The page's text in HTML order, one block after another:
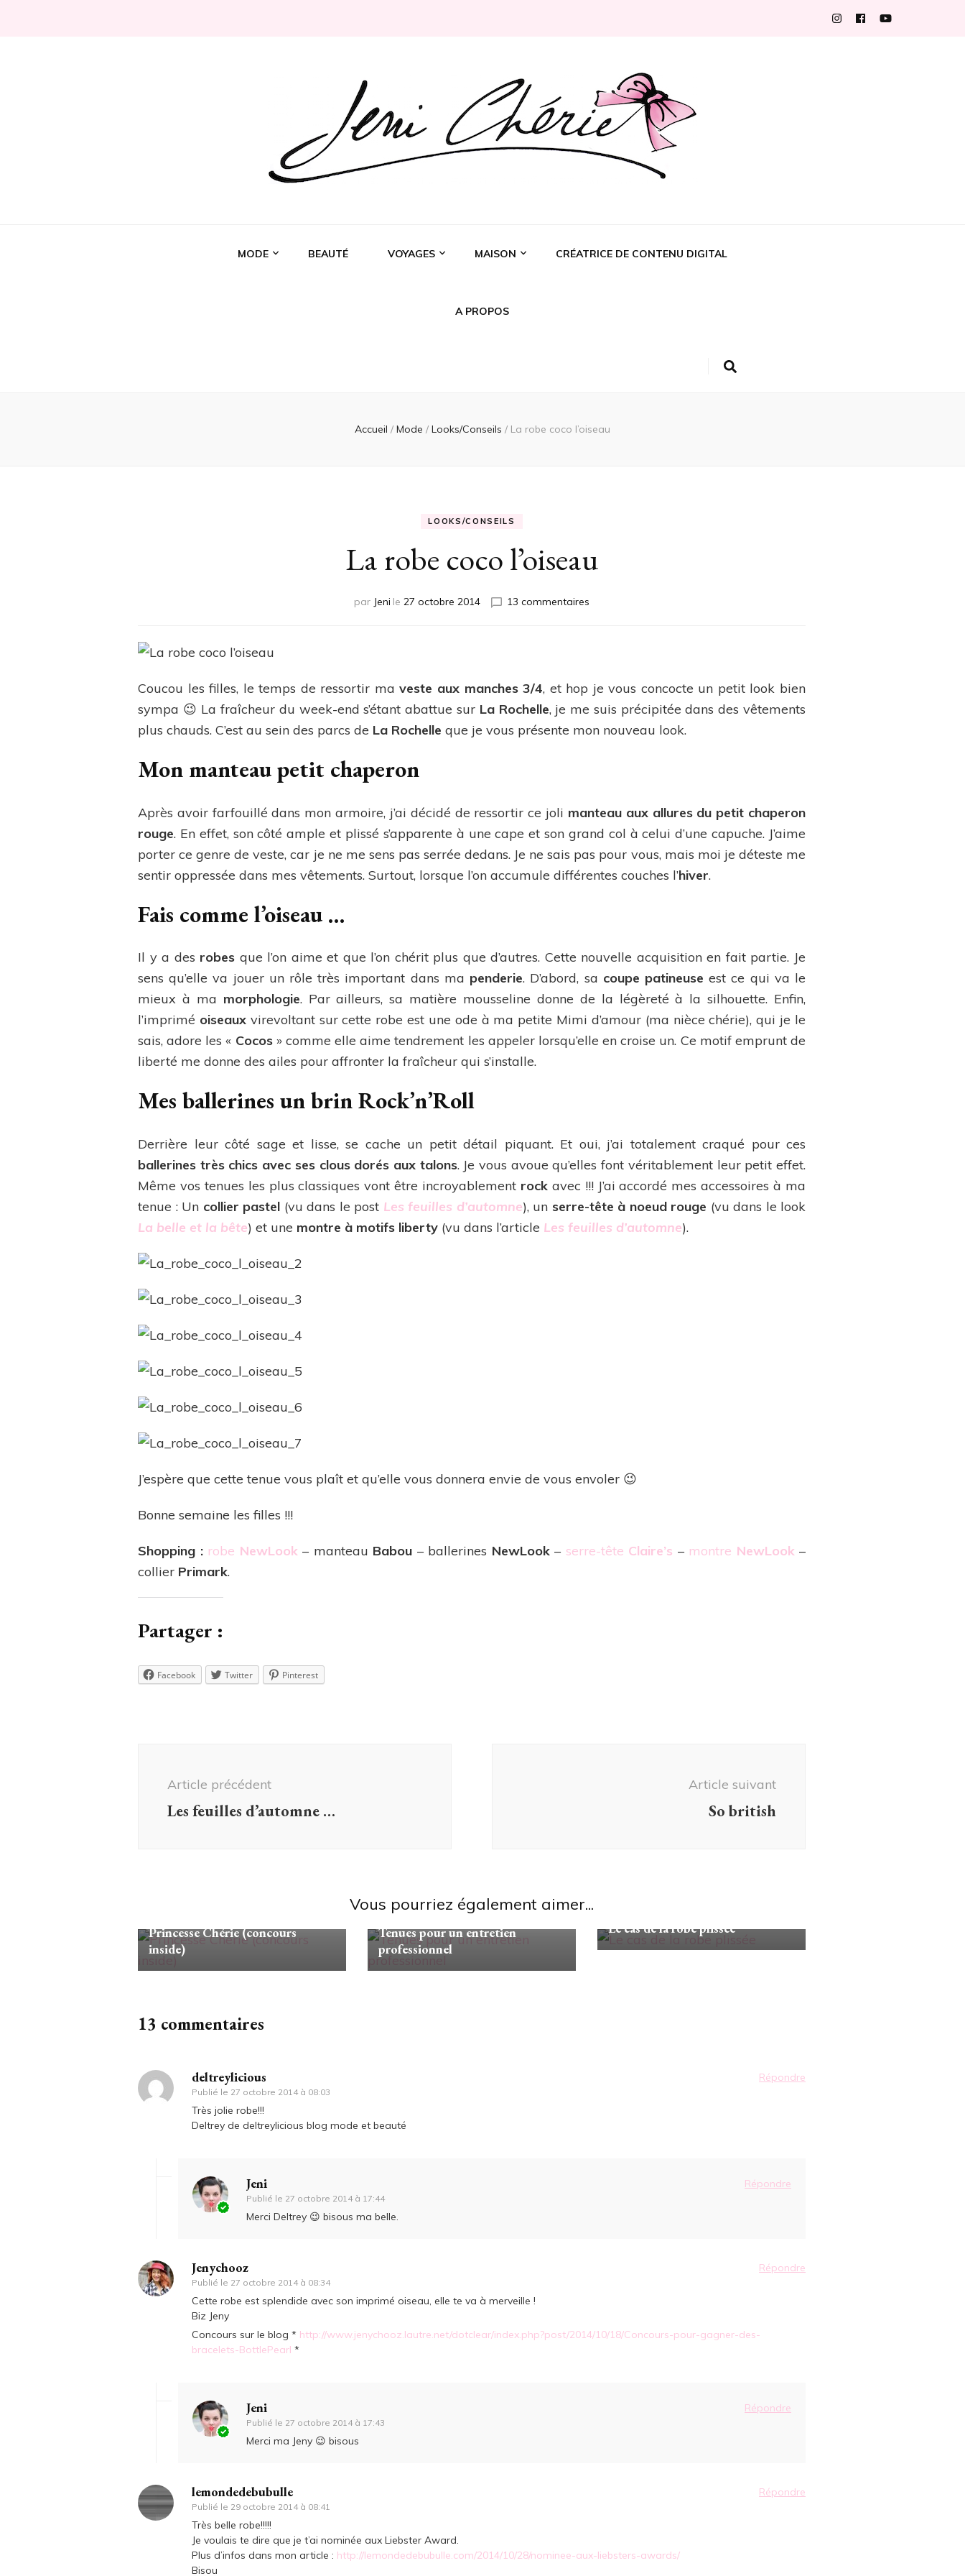
MODE BEAUTÉ VOYAGES MAISON CRÉATRICE DE CONTENU DIGITAL
A PROPOS
Accueil / Mode / Looks/Conseils / La robe coco l’oiseau
LOOKS/CONSEILS
La robe coco l’oiseau
par Jeni le 27 octobre 2014 13 commentaires
Coucou les filles, le temps de ressortir maveste aux manches 3/4, et hop je vous concocte un petit look bien
sympa 😉 La fraîcheur du week-end s’étant abattue sur La Rochelle, je me suis précipitée dans des vêtements
plus chauds. C’est au sein des parcs de La Rochelle que je vous présente mon nouveau look.
Mon manteau petit chaperon
Après avoir farfouillé dans mon armoire, j’ai décidé de ressortir ce joli manteau aux allures du petit chaperon
rouge. En effet, son côté ample et plissé s’apparente à une cape et son grand col à celui d’une capuche. J’aime
porter ce genre de veste, car je ne me sens pas serrée dedans. Je ne sais pas pour vous, mais moi je déteste me
sentir oppressée dans mes vêtements. Surtout, lorsque l’on accumule différentes couches l’hiver.
Fais comme l’oiseau …
Il y a des robes que l’on aime et que l’on chérit plus que d’autres. Cette nouvelle acquisition en fait partie. Je
sens qu’elle va jouer un rôle très important dans ma penderie. D’abord, sa coupe patineuse est ce qui va le
mieux à ma morphologie. Par ailleurs, sa matière mousseline donne de la légèreté à la silhouette. Enfin,
l’imprimé oiseauxvirevoltant sur cette robe est une ode à ma petite Mimi d’amour (ma nièce chérie), qui je le
sais, adore les « Cocos » comme elle aime tendrement les appeler lorsqu’elle en croise un. Ce motif emprunt de
liberté me donne des ailes pour affronter la fraîcheur qui s’installe.
Mes ballerines un brin Rock’n’Roll
Derrière leur côté sage et lisse, se cache un petit détail piquant. Et oui, j’ai totalement craqué pour ces
ballerines très chics avec ses clous dorés aux talons. Je vous avoue qu’elles font véritablement leur petit effet.
Même vos tenues les plus classiques vont être incroyablement rockavec !!! J’ai accordé mes accessoires à ma
tenue : Un collier pastel (vu dans le post Les feuilles d’automne), un serre-tête à noeud rouge (vu dans le look
La belle et la bête) et une montre à motifs liberty (vu dans l’article Les feuilles d’automne).
J’espère que cette tenue vous plaît et qu’elle vous donnera envie de vous envoler 😉
Bonne semaine les filles !!!
Shopping : robe NewLook– manteau Babou – ballerines NewLook– serre-tête Claire’s – montre NewLook–
collier Primark.
Partager :
Facebook Twitter Pinterest
d'article
Article précédent
Les feuilles d’automne …
Article suivant
So british
Vous pourriez également aimer...
Princesse Chérie (concours
inside)
Looks/Conseils
Tenues pour un entretien
professionnel
Le cas de la robe plissée
13 commentaires
deltreylicious
Publié le 27 octobre 2014 à 08:03
Répondre
Très jolie robe!!!
Deltrey de deltreylicious blog mode et beauté
Jeni
Publié le 27 octobre 2014 à 17:44
Répondre
Merci Deltrey 😉 bisous ma belle.
Jenychooz
Publié le 27 octobre 2014 à 08:34
Répondre
Cette robe est splendide avec son imprimé oiseau, elle te va à merveille !
Biz Jeny
Concours sur le blog * http://www.jenychooz.lautre.net/dotclear/index.php?post/2014/10/18/Concours-pour-gagner-des-
bracelets-BottlePearl *
Jeni
Publié le 27 octobre 2014 à 17:43
Répondre
Merci ma Jeny 😉 bisous
lemondedebubulle
Publié le 29 octobre 2014 à 08:41
Répondre
Très belle robe!!!!!
Je voulais te dire que je t’ai nominée aux Liebster Award.
Plus d’infos dans mon article : http://lemondedebubulle.com/2014/10/28/nominee-aux-liebsters-awards/
Bisou